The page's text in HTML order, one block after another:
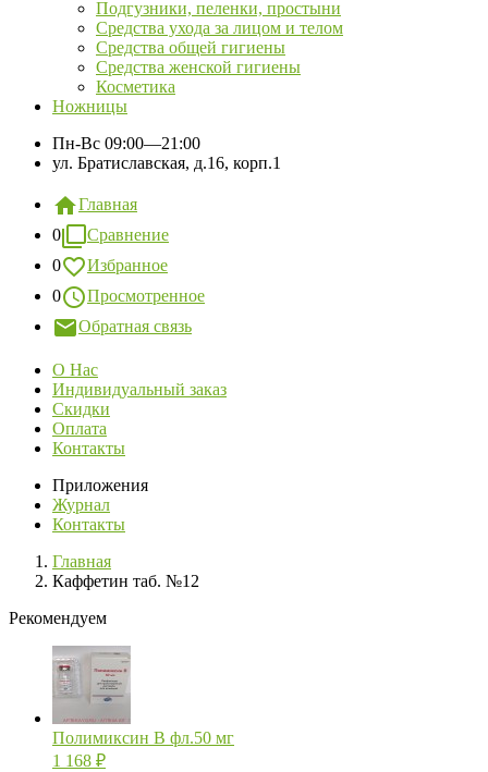
Подгузники, пеленки, простыни
Средства ухода за лицом и телом
Средства общей гигиены
Средства женской гигиены
Косметика
Ножницы
Пн-Вс 09:00—21:00
ул. Братиславская, д.16, корп.1
Главная
0
Сравнение
0
Избранное
0
Просмотренное
Обратная связь
О Нас
Индивидуальный заказ
Скидки
Оплата
Контакты
Приложения
Журнал
Контакты
Главная
Каффетин таб. №12
Рекомендуем
Полимиксин В фл.50 мг
1 168 ₽